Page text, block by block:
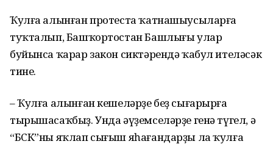
Ҡулға алынған протеста ҡатнашыусыларға
туҡталып, Башҡортостан Башлығы улар
буйынса ҡарар закон сиктәрендә ҡабул ителәсәк
тине.
– Ҡулға алынған кешеләрҙе беҙ сығарырға
тырышасаҡбыҙ. Унда әүҙемселәрҙе генә түгел, ә
“БСК”ны яҡлап сығыш яһағандарҙы ла ҡулға